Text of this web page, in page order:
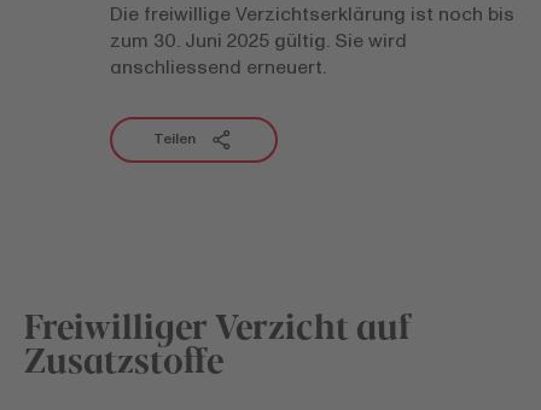
Die freiwillige Verzichtserklärung ist noch bis
zum 30. Juni 2025 gültig. Sie wird
anschliessend erneuert.
Teilen
Freiwilliger Verzicht auf
Zusatzstoffe